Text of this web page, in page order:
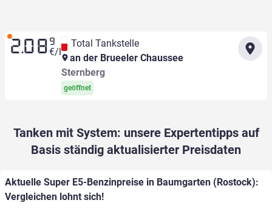
2.08 9
€/l
Total Tankstelle
an der Brueeler Chaussee
Sternberg
geöffnet
Tanken mit System: unsere Expertentipps auf
Basis ständig aktualisierter Preisdaten
Aktuelle Super E5-Benzinpreise in Baumgarten (Rostock):
Vergleichen lohnt sich!